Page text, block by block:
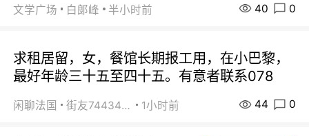
文学广场 白郞峰 半小时前 40 0
求租居留，女，餐馆长期报工用，在小巴黎，
最好年龄三十五至四十五。有意者联系078
闲聊法国 街友74434350 1小时前 44 0